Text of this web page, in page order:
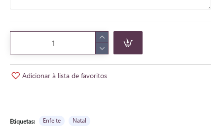
Adicionar à lista de favoritos
Etiquetas: Enfeite Natal